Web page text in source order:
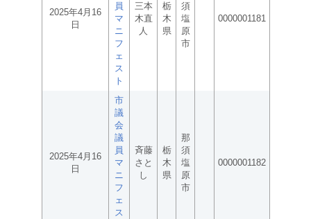
2025年4月16
日
員
マ
ニ
フ
ェ
ス
ト
三本
木直
人
栃
木
県
須
塩
原
市
0000001181
2025年4月16
日
市
議
会
議
員
マ
ニ
フ
ェ
ス
斉藤
さと
し
栃
木
県
那
須
塩
原
市
0000001182